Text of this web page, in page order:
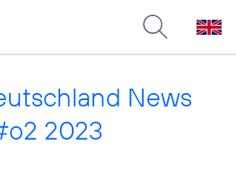
News
2023